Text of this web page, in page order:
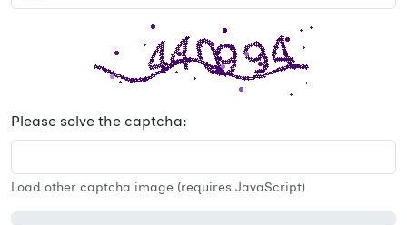
Please solve the captcha:
Load other captcha image (requires JavaScript)